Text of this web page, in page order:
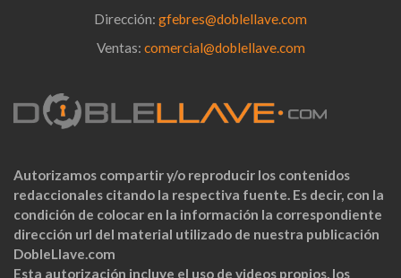
Dirección: gfebres@doblellave.com
Ventas: comercial@doblellave.com
Autorizamos compartir y/o reproducir los contenidos
redaccionales citando la respectiva fuente. Es decir, con la
condición de colocar en la información la correspondiente
dirección url del material utilizado de nuestra publicación
DobleLlave.com
Esta autorización incluye el uso de videos propios, los